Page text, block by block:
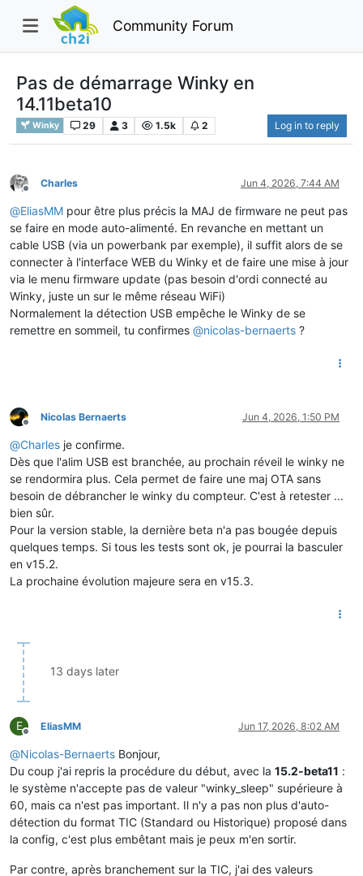
Community Forum
Pas de démarrage Winky en
14.11beta10
Winky 29 3 1.5k 2 Log in to reply
Offline
Charles Jun 4, 2026, 7:44 AM
@EliasMM pour être plus précis la MAJ de firmware ne peut pas
se faire en mode auto-alimenté. En revanche en mettant un
cable USB (via un powerbank par exemple), il suffit alors de se
connecter à l'interface WEB du Winky et de faire une mise à jour
via le menu firmware update (pas besoin d'ordi connecté au
Winky, juste un sur le même réseau WiFi)
Normalement la détection USB empêche le Winky de se
remettre en sommeil, tu confirmes @nicolas-bernaerts ?
Offline
Nicolas Bernaerts Jun 4, 2026, 1:50 PM
@Charles je confirme.
Dès que l'alim USB est branchée, au prochain réveil le winky ne
se rendormira plus. Cela permet de faire une maj OTA sans
besoin de débrancher le winky du compteur. C'est à retester ...
bien sûr.
Pour la version stable, la dernière beta n'a pas bougée depuis
quelques temps. Si tous les tests sont ok, je pourrai la basculer
en v15.2.
La prochaine évolution majeure sera en v15.3.
13 days later
E
Offline
EliasMM Jun 17, 2026, 8:02 AM
@Nicolas-Bernaerts Bonjour,
Du coup j'ai repris la procédure du début, avec la 15.2-beta11 :
le système n'accepte pas de valeur "winky_sleep" supérieure à
60, mais ca n'est pas important. Il n'y a pas non plus d'auto-
détection du format TIC (Standard ou Historique) proposé dans
la config, c'est plus embêtant mais je peux m'en sortir.
Par contre, après branchement sur la TIC, j'ai des valeurs